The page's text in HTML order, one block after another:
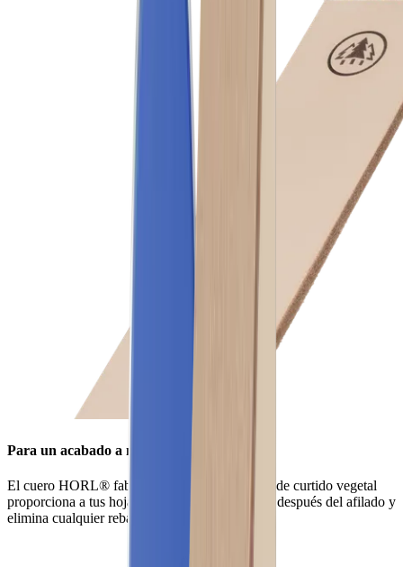
Para un acabado a nivel profesional
El cuero HORL® fabricado con cuero de vaca de curtido vegetal
proporciona a tus hojas un acabado profesional después del afilado y
elimina cualquier rebaba restante.